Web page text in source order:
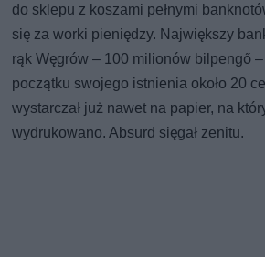
do sklepu z koszami pełnymi
się za worki pieniędzy. Największy
rąk Węgrów – 100 milionów bilpengő –
początku swojego istnienia około 20
wystarczał już nawet na papier, na
wydrukowano. Absurd sięgał zenitu.